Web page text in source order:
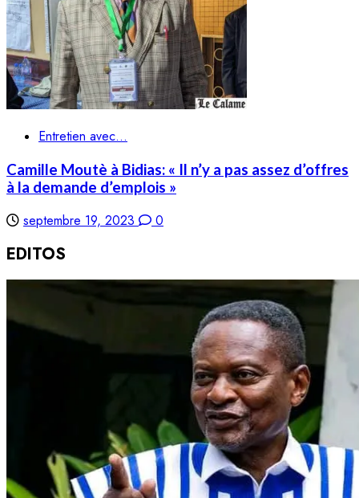
Entretien avec...
Camille Moutè à Bidias: « Il n’y a pas assez d’offres
à la demande d’emplois »
septembre 19, 2023 0
EDITOS